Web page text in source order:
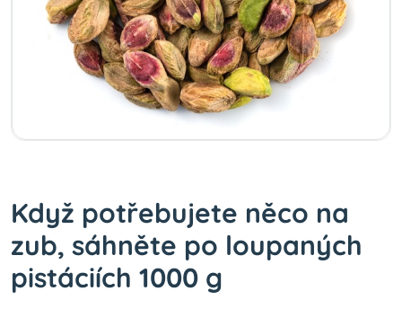
Když potřebujete něco na
zub, sáhněte po loupaných
pistáciích 1000 g